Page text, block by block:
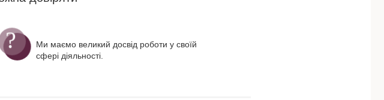
Ми маємо великий досвід роботи у своїй
сфері діяльності.